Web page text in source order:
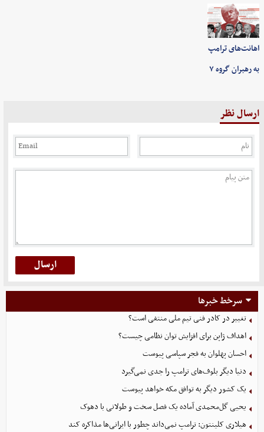
اهانت‌های ترامپ
به رهبران گروه ۷
ارسال نظر
سرخط خبرها
تغییر در کادر فنی تیم ملی منتفی است؟
اهداف ژاپن برای افزایش توان نظامی چیست؟
احسان پهلوان به فجر سپاسی پیوست
دنیا دیگر بلوف‌های ترامپ را جدی نمی‌گیرد
یک کشور دیگر به توافق مکه خواهد پیوست
یحیی گل‌محمدی آماده یک فصل سخت و طولانی با دهوک
هیلاری کلینتون: ترامپ نمی‌داند چطور با ایرانی‌ها مذاکره کند